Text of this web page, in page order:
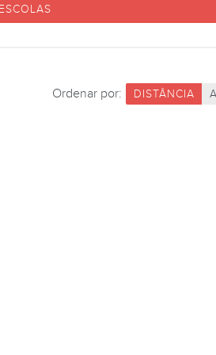
Ordenar por: DISTÂNCIA